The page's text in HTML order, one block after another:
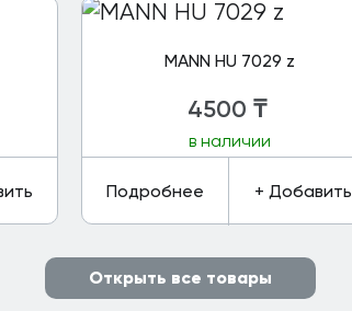
MANN HU 7029 z
4500 ₸
в наличии
Подробнее + Добавить
Открыть все товары